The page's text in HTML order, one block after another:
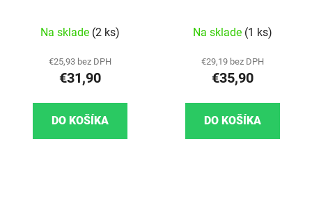
Na sklade (2 ks)
€25,93 bez DPH
€31,90
DO KOŠÍKA
Na sklade (1 ks)
€29,19 bez DPH
€35,90
DO KOŠÍKA